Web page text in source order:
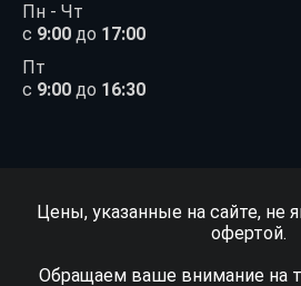
Пн - Чт
с 9:00 до 17:00
Пт
с 9:00 до 16:30
Цены, указанные на сайте, не
офертой.
Обращаем ваше внимание на